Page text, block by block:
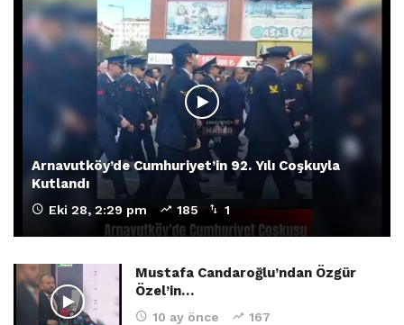
Arnavutköy’de Cumhuriyet’in 92. Yılı Coşkuyla
Kutlandı
Eki 28, 2:29 pm 185 1
Mustafa Candaroğlu’ndan Özgür
Özel’in…
10 ay önce 167